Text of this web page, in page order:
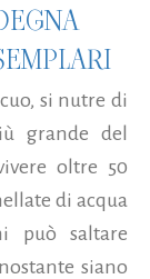
si nutre di
grande del
oltre 50
di acqua
può saltare
siano